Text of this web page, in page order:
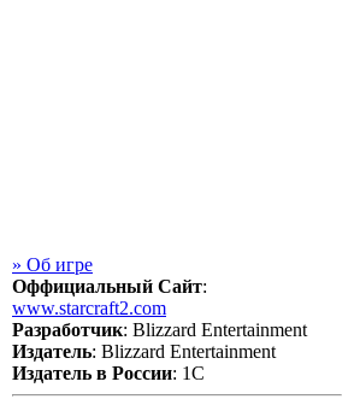
» Об игре
Оффициальный Сайт:
www.starcraft2.com
Разработчик: Blizzard Entertainment
Издатель: Blizzard Entertainment
Издатель в России: 1С